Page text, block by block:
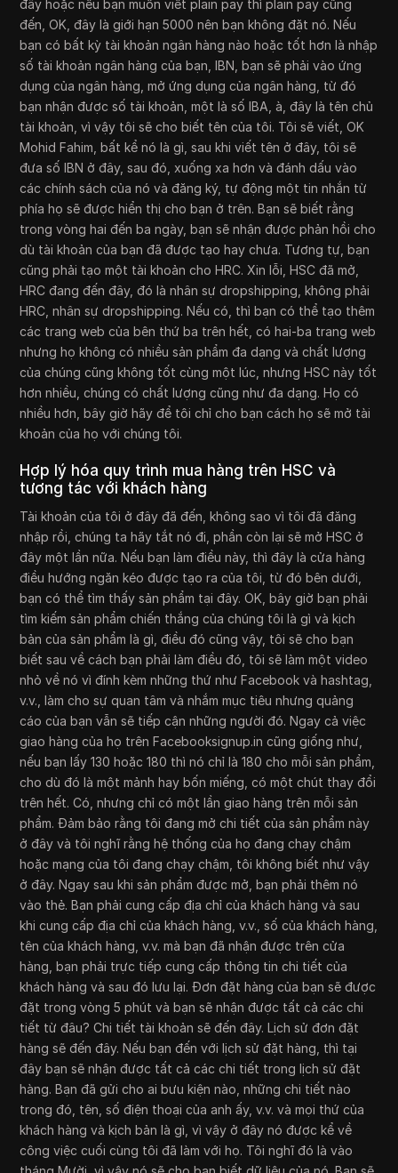
đây hoặc nếu bạn muốn viết plain pay thì plain pay cũng
đến, OK, đây là giới hạn 5000 nên bạn không đặt nó. Nếu
bạn có bất kỳ tài khoản ngân hàng nào hoặc tốt hơn là nhập
số tài khoản ngân hàng của bạn, IBN, bạn sẽ phải vào ứng
dụng của ngân hàng, mở ứng dụng của ngân hàng, từ đó
bạn nhận được số tài khoản, một là số IBA, à, đây là tên chủ
tài khoản, vì vậy tôi sẽ cho biết tên của tôi. Tôi sẽ viết, OK
Mohid Fahim, bất kể nó là gì, sau khi viết tên ở đây, tôi sẽ
đưa số IBN ở đây, sau đó, xuống xa hơn và đánh dấu vào
các chính sách của nó và đăng ký, tự động một tin nhắn từ
phía họ sẽ được hiển thị cho bạn ở trên. Bạn sẽ biết rằng
trong vòng hai đến ba ngày, bạn sẽ nhận được phản hồi cho
dù tài khoản của bạn đã được tạo hay chưa. Tương tự, bạn
cũng phải tạo một tài khoản cho HRC. Xin lỗi, HSC đã mở,
HRC đang đến đây, đó là nhân sự dropshipping, không phải
HRC, nhân sự dropshipping. Nếu có, thì bạn có thể tạo thêm
các trang web của bên thứ ba trên hết, có hai-ba trang web
nhưng họ không có nhiều sản phẩm đa dạng và chất lượng
của chúng cũng không tốt cùng một lúc, nhưng HSC này tốt
hơn nhiều, chúng có chất lượng cũng như đa dạng. Họ có
nhiều hơn, bây giờ hãy để tôi chỉ cho bạn cách họ sẽ mở tài
khoản của họ với chúng tôi.
Hợp lý hóa quy trình mua hàng trên HSC và
tương tác với khách hàng
Tài khoản của tôi ở đây đã đến, không sao vì tôi đã đăng
nhập rồi, chúng ta hãy tắt nó đi, phần còn lại sẽ mở HSC ở
đây một lần nữa. Nếu bạn làm điều này, thì đây là cửa hàng
điều hướng ngăn kéo được tạo ra của tôi, từ đó bên dưới,
bạn có thể tìm thấy sản phẩm tại đây. OK, bây giờ bạn phải
tìm kiếm sản phẩm chiến thắng của chúng tôi là gì và kịch
bản của sản phẩm là gì, điều đó cũng vậy, tôi sẽ cho bạn
biết sau về cách bạn phải làm điều đó, tôi sẽ làm một video
nhỏ về nó vì đính kèm những thứ như Facebook và hashtag,
v.v., làm cho sự quan tâm và nhắm mục tiêu nhưng quảng
cáo của bạn vẫn sẽ tiếp cận những người đó. Ngay cả việc
giao hàng của họ trên Facebooksignup.in cũng giống như,
nếu bạn lấy 130 hoặc 180 thì nó chỉ là 180 cho mỗi sản phẩm,
cho dù đó là một mảnh hay bốn miếng, có một chút thay đổi
trên hết. Có, nhưng chỉ có một lần giao hàng trên mỗi sản
phẩm. Đảm bảo rằng tôi đang mở chi tiết của sản phẩm này
ở đây và tôi nghĩ rằng hệ thống của họ đang chạy chậm
hoặc mạng của tôi đang chạy chậm, tôi không biết như vậy
ở đây. Ngay sau khi sản phẩm được mở, bạn phải thêm nó
vào thẻ. Bạn phải cung cấp địa chỉ của khách hàng và sau
khi cung cấp địa chỉ của khách hàng, v.v., số của khách hàng,
tên của khách hàng, v.v. mà bạn đã nhận được trên cửa
hàng, bạn phải trực tiếp cung cấp thông tin chi tiết của
khách hàng và sau đó lưu lại. Đơn đặt hàng của bạn sẽ được
đặt trong vòng 5 phút và bạn sẽ nhận được tất cả các chi
tiết từ đâu? Chi tiết tài khoản sẽ đến đây. Lịch sử đơn đặt
hàng sẽ đến đây. Nếu bạn đến với lịch sử đặt hàng, thì tại
đây bạn sẽ nhận được tất cả các chi tiết trong lịch sử đặt
hàng. Bạn đã gửi cho ai bưu kiện nào, những chi tiết nào
trong đó, tên, số điện thoại của anh ấy, v.v. và mọi thứ của
khách hàng và kịch bản là gì, vì vậy ở đây nó được kể về
công việc cuối cùng tôi đã làm với họ. Tôi nghĩ đó là vào